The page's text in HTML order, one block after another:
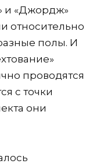
и «Джордж»
относительно
полы. И
проводятся
с точки
они